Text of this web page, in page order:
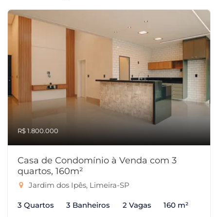
R$ 1.800.000
Casa de Condomínio à Venda com 3
quartos, 160m²
Jardim dos Ipês, Limeira-SP
3 Quartos 3 Banheiros 2 Vagas 160 m²